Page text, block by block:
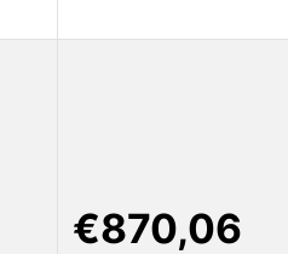
€870,06